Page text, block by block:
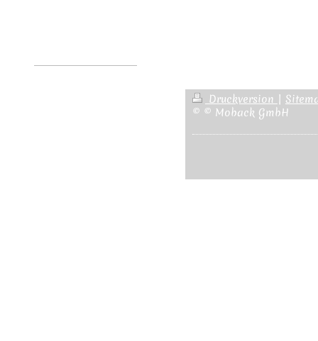
Druckversion |
© © Moback GmbH